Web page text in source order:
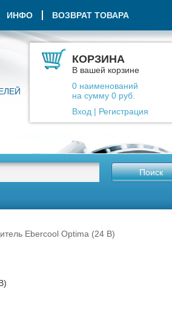
КОРЗИНА
В вашей корзине
0 наименований
на сумму 0 руб.
Вход | Регистрация
ИНФО ВОЗВРАТ ТОВАРА
Поиск
Ebercool Optima (24 В)